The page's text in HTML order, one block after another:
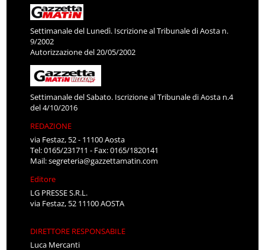
Settimanale del Lunedì. Iscrizione al Tribunale di Aosta n.
9/2002
Autorizzazione del 20/05/2002
Settimanale del Sabato. Iscrizione al Tribunale di Aosta n.4
del 4/10/2016
REDAZIONE
via Festaz, 52 - 11100 Aosta
Tel: 0165/231711 - Fax: 0165/1820141
Mail:segreteria@gazzettamatin.com
Editore
LG PRESSE S.R.L.
via Festaz, 52 11100 AOSTA
DIRETTORE RESPONSABILE
Luca Mercanti